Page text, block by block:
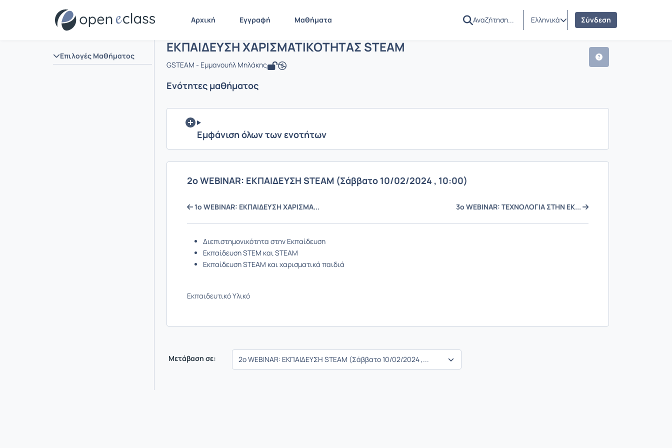
Αρχική Εγγραφή Μαθήματα Ελληνικά Σύνδεση
Επιλογές Μαθήματος
Αρχική Σελίδα ΕΚΠΑΙΔΕΥΣΗ ΧΑΡΙΣΜΑΤΙΚΟΤΗΤΑΣ STEAM
Μάθημα : ΕΚΠΑΙΔΕΥΣΗ ΧΑΡΙΣΜΑΤΙΚΟΤΗΤΑΣ STEAM
ΕΚΠΑΙΔΕΥΣΗ ΧΑΡΙΣΜΑΤΙΚΟΤΗΤΑΣ STEAM
GSTEAM - Εμμανουήλ Μηλάκης
Ενότητες μαθήματος
Εμφάνιση όλων των ενοτήτων
2ο WEBINAR: ΕΚΠΑΙΔΕΥΣΗ STEAM (Σάββατο 10/02/2024 , 10:00)
1ο WEBINAR: ΕΚΠΑΙΔΕΥΣΗ ΧΑΡΙΣΜΑ... 3ο WEBINAR: ΤΕΧΝΟΛΟΓΙΑ ΣΤΗΝ ΕΚ...
Διεπιστημονικότητα στην Εκπαίδευση
Εκπαίδευση STEM και STEAM
Εκπαίδευση STEAM και χαρισματικά παιδιά
Εκπαιδευτικό Υλικό
Μετάβαση σε: